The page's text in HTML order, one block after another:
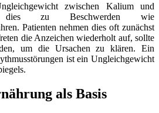
zwischen Kalium und
dies zu Beschwerden wie
Patienten nehmen dies oft zunächst
die Anzeichen wiederholt auf, sollte
um die Ursachen zu klären. Ein
ist ein Ungleichgewicht
als Basis